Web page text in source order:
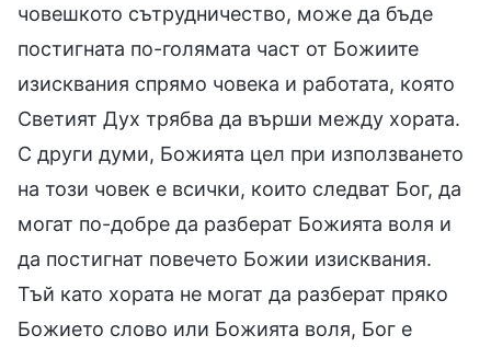
човешкото сътрудничество, може да бъде
постигната по-голямата част от Божиите
изисквания спрямо човека и работата, която
Светият Дух трябва да върши между хората.
С други думи, Божията цел при използването
на този човек е всички, които следват Бог, да
могат по-добре да разберат Божията воля и
да постигнат повечето Божии изисквания.
Тъй като хората не могат да разберат пряко
Божието слово или Божията воля, Бог е